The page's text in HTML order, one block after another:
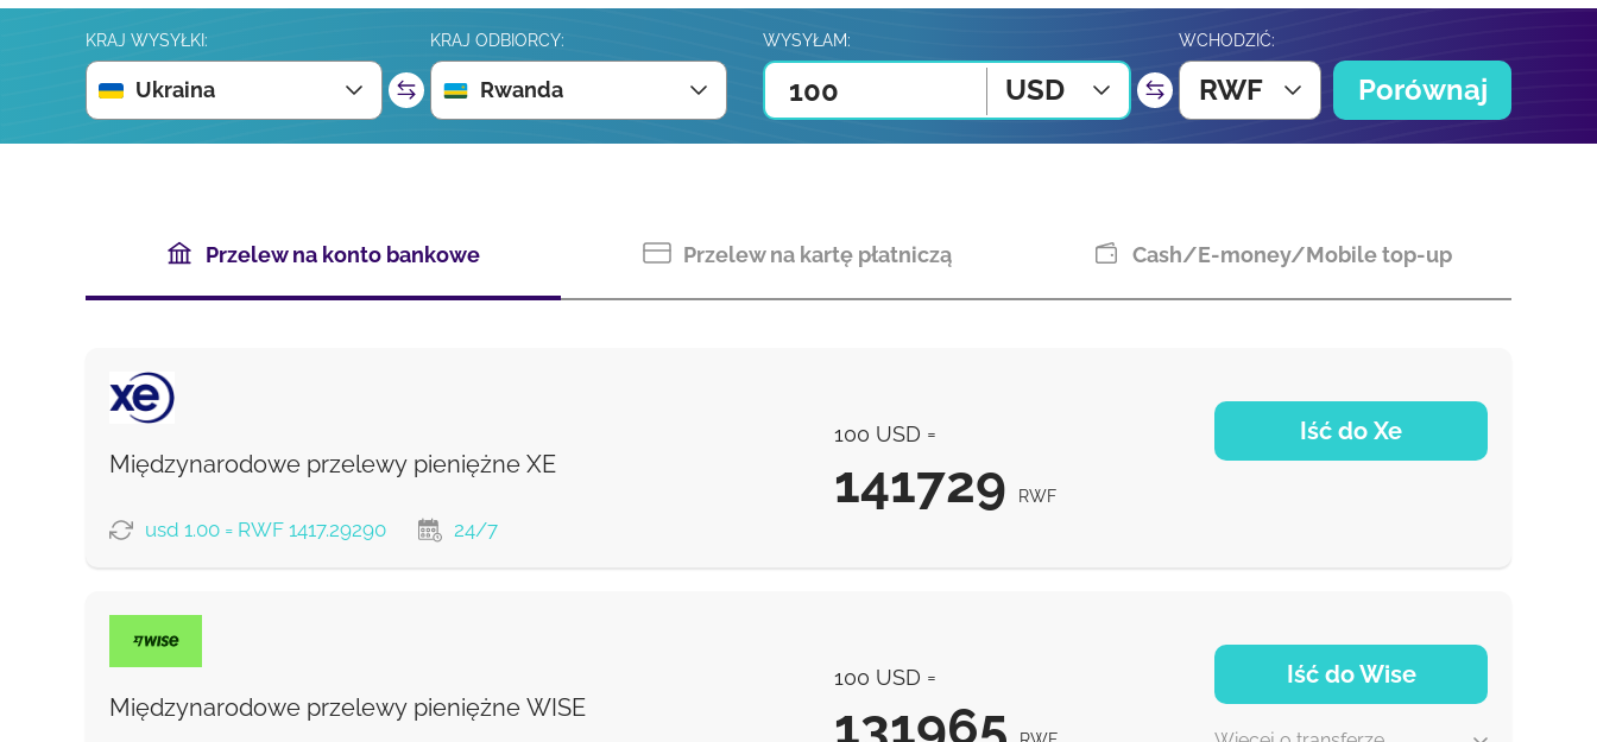
KRAJ WYSYŁKI:
Ukraina
KRAJ ODBIORCY:
Rwanda
WYSYŁAM:
USD
WCHODZIĆ:
RWF Porównaj
Przelew na konto bankowe Przelew na kartę płatniczą Cash/E-money/Mobile top-up
Międzynarodowe przelewy pieniężne XE
usd 1.00 = RWF 1417.29290 24/7
100 USD =
141729 RWF
Iść do Xe
NaN d
Prowizja Strumok, zawsze 0%
Międzynarodowe przelewy pieniężne WISE
100 USD =
131965
Iść do Wise